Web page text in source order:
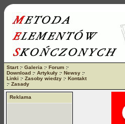
Start:· Galeria :· Forum :·
Download :· Artykuły :· Newsy :·
Linki :· Zasoby wiedzy :· Kontakt
:· Zasady
Reklama